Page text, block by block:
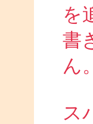
を
書
ん。
ス